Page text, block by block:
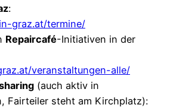
:
graz.at/termine/
Repaircafé-Initiativen in der
veranstaltungen-alle/
(auch aktiv in
Fairteiler steht am Kirchplatz):